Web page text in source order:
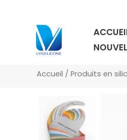
Accueil / Produits en